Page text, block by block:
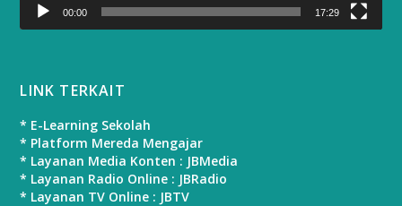
00:00 17:29
LINK TERKAIT
* E-Learning Sekolah
* Platform Mereda Mengajar
* Layanan Media Konten : JBMedia
* Layanan Radio Online : JBRadio
* Layanan TV Online : JBTV